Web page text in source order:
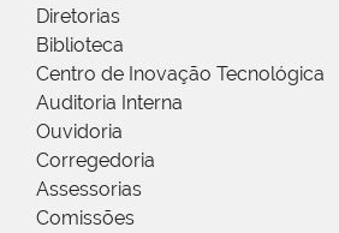
Diretorias
Biblioteca
Centro de Inovação Tecnológica
Auditoria Interna
Ouvidoria
Corregedoria
Assessorias
Comissões